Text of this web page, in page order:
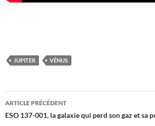
JUPITER VÉNUS
Navigation
des
ARTICLE PRÉCÉDENT
ESO 137-001, la galaxie qui perd son gaz et sa